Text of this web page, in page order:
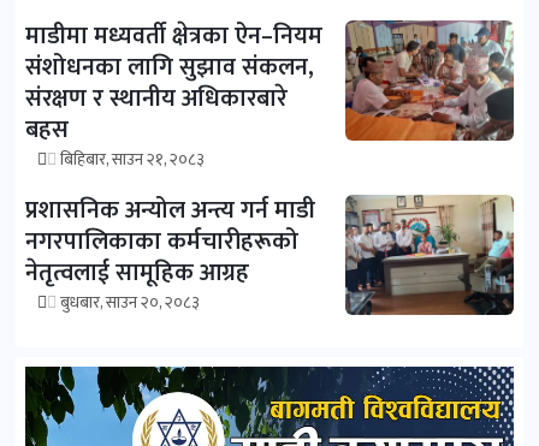
माडीमा मध्यवर्ती क्षेत्रका ऐन–नियम
संशोधनका लागि सुझाव संकलन,
संरक्षण र स्थानीय अधिकारबारे
बहस
बिहिबार, साउन २१, २०८३
प्रशासनिक अन्योल अन्त्य गर्न माडी
नगरपालिकाका कर्मचारीहरूको
नेतृत्वलाई सामूहिक आग्रह
बुधबार, साउन २०, २०८३